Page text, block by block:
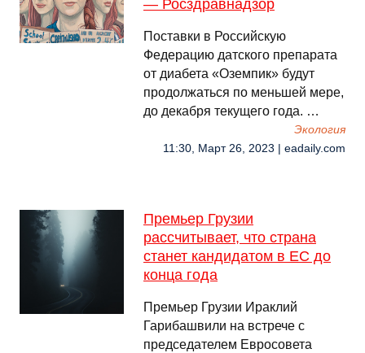
— Росздравнадзор
Поставки в Российскую
Федерацию датского препарата
от диабета «Оземпик» будут
продолжаться по меньшей мере,
до декабря текущего года. …
Экология
11:30, Март 26, 2023 | eadaily.com
Премьер Грузии
рассчитывает, что страна
станет кандидатом в ЕС до
конца года
Премьер Грузии Ираклий
Гарибашвили на встрече с
председателем Евросовета